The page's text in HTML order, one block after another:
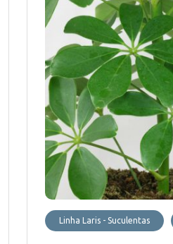
Linha Laris - Suculentas